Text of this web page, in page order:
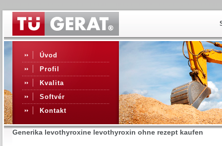
Úvod
Profil
Kvalita
Softvér
Kontakt
Generika levothyroxine levothyroxin ohne rezept kaufen